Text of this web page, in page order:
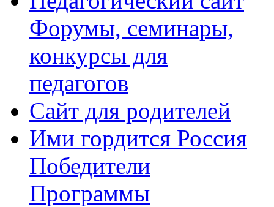
Форумы, семинары,
конкурсы для
педагогов
Сайт для родителей
Ими гордится Россия
Победители
Программы